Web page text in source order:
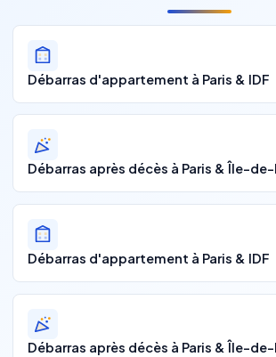
Débarras d'appartement à Paris & IDF
Débarras après décès à Paris & Île-
Débarras d'appartement à Paris & IDF
Débarras après décès à Paris & Île-